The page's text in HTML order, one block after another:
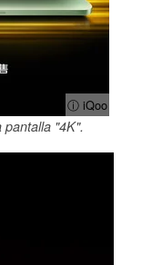
ⓘ iQoo
pantalla "4K".